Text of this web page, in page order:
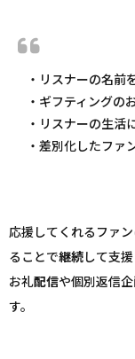
・リスナーの名前
・ギフティングの
・リスナーの生活
・差別化したファ
応援してくれるファ
ることで継続して支
お礼配信や個別返信
す。